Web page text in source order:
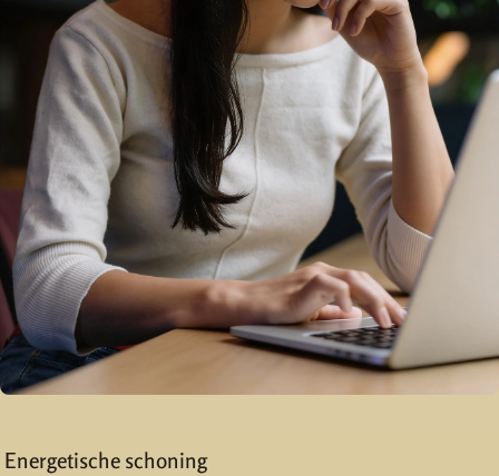
Energetische schoning